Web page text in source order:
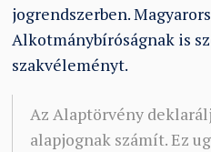
jogrendszerben.
Alkotmánybíróságnak is
szakvéleményt.
Az Alaptörvény
alapjognak számít. Ez